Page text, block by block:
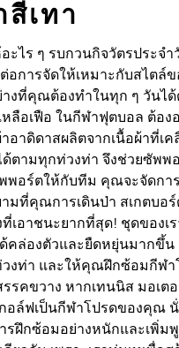
สีเทา
ะไร ๆ รบกวนกิจวัตรประจ
ต่อการจัดให้เหมาะกับสไต
งที่คุณต้องทำในทุก ๆ วันไ
ลือเฟือ ในกีฬาฟุตบอล ต้อง
าอาดิดาสผลิตจากเนื้อผ้าที่เ
ด้ตามทุกท่วงท่า จึงช่วยซัพ
พอร์ตให้กับทีม คุณจะจัดกา
ามที่คุณการเดินป่า สเกตบอ
เอาชนะยากที่สุด! ชุดของเร
คล่องตัวและยืดหยุ่นมากขึ้
วงท่า และให้คุณฝึกซ้อมกีฬา
รคขวาง หากเทนนิส มอเต
อล์ฟเป็นกีฬาโปรดของคุณ
รฝึกซ้อมอย่างหนักและเพิ่ม